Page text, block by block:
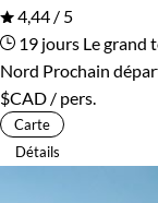
4,44 / 5
19 jours Le grand
Nord Prochain
$CAD / pers.
Carte
Détails